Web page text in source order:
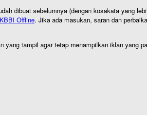
dibuat sebelumnya (dengan kosakata yang
KBBI Offline. Jika ada masukan, saran dan
yang tampil agar tetap menampilkan iklan yang